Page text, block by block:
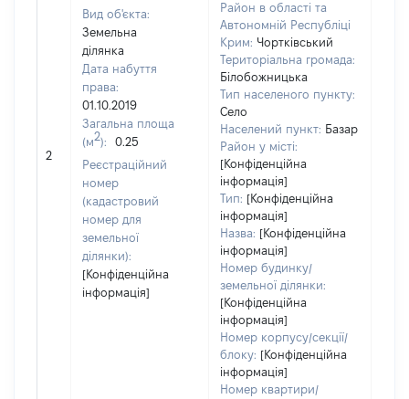
2
Вид об'єкта:
Земельна
ділянка
Дата набуття
права:
01.10.2019
Загальна площа
(м2):
0.25
Реєстраційний
номер
(кадастровий
номер для
земельної
ділянки):
[Конфіденційна
інформація]
Район в області та
Автономній Республіці
Крим: Чортківський
Територіальна громада:
Білобожницька
Тип населеного пункту:
Село
Населений пункт: Базар
Район у місті:
[Конфіденційна
інформація]
Тип: [Конфіденційна
інформація]
Назва: [Конфіденційна
інформація]
Номер будинку/
земельної ділянки:
[Конфіденційна
інформація]
Номер корпусу/секції/
блоку: [Конфіденційна
інформація]
Номер квартири/